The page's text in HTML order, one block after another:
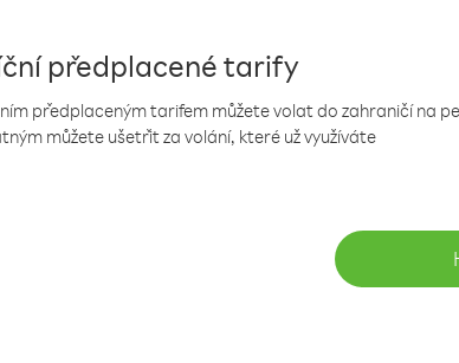
předplacené tarify
předplaceným tarifem můžete volat do zahraničí na
můžete ušetřit za volání, které už využíváte